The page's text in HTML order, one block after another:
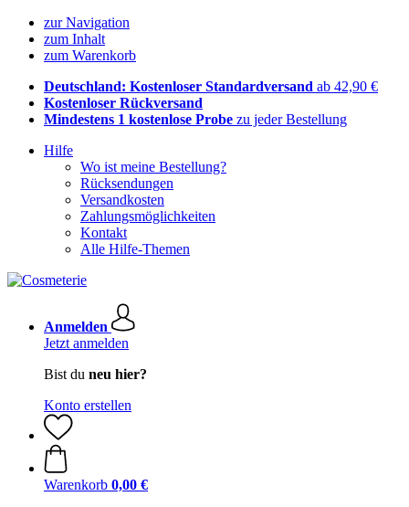
zur Navigation
zum Inhalt
zum Warenkorb
Deutschland: Kostenloser Standardversand ab 42,90 €
Kostenloser Rückversand
Mindestens 1 kostenlose Probe zu jeder Bestellung
Hilfe
Wo ist meine Bestellung?
Rücksendungen
Versandkosten
Zahlungsmöglichkeiten
Kontakt
Alle Hilfe-Themen
Anmelden
Jetzt anmelden
Bist du neu hier?
Konto erstellen
Warenkorb 0,00 €